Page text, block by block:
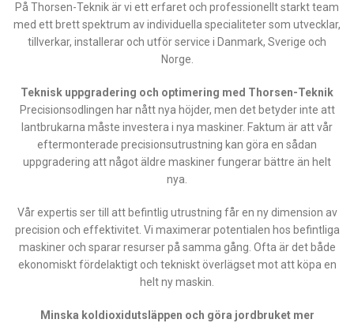
På Thorsen-Teknik är vi ett erfaret och professionellt starkt team
med ett brett spektrum av individuella specialiteter som utvecklar,
tillverkar, installerar och utför service i Danmark, Sverige och
Norge.
Teknisk uppgradering och optimering med Thorsen-Teknik
Precisionsodlingen har nått nya höjder, men det betyder inte att
lantbrukarna måste investera i nya maskiner. Faktum är att vår
eftermonterade precisionsutrustning kan göra en sådan
uppgradering att något äldre maskiner fungerar bättre än helt
nya.
Vår expertis ser till att befintlig utrustning får en ny dimension av
precision och effektivitet. Vi maximerar potentialen hos befintliga
maskiner och sparar resurser på samma gång. Ofta är det både
ekonomiskt fördelaktigt och tekniskt överlägset mot att köpa en
helt ny maskin.
Minska koldioxidutsläppen och göra jordbruket mer